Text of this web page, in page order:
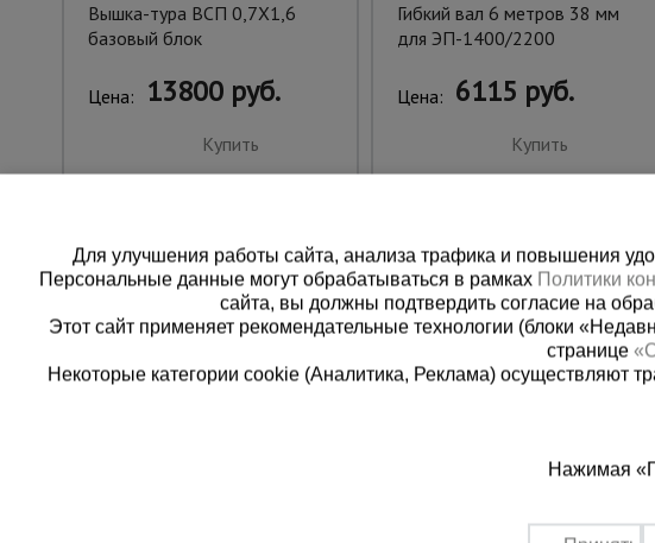
Вышка-тура ВСП 0,7Х1,6
базовый блок
Цена: 13800 руб.
Купить
Гибкий вал 6 метров 38 мм
для ЭП-1400/2200
Цена: 6115 руб.
Купить
8 (800)
Для улучшения работы сайта, анализа трафика и повышения
Персональные данные могут обрабатываться в рамках Политики
сайта, вы должны подтвердить согласие на
Этот сайт применяет рекомендательные технологии (блоки
странице
Некоторые категории cookie (Аналитика, Реклама) осуществляют
Нажимая